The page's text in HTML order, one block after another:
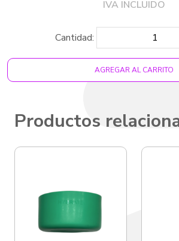
Cantidad:
AGREGAR AL CARRITO
Productos